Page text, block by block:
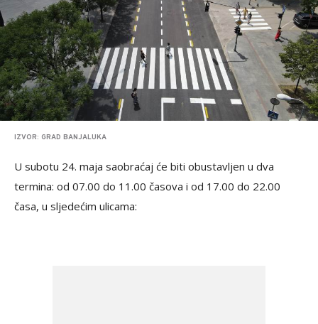
IZVOR: GRAD BANJALUKA
U subotu 24. maja saobraćaj će biti obustavljen u dva
termina: od 07.00 do 11.00 časova i od 17.00 do 22.00
časa, u sljedećim ulicama: